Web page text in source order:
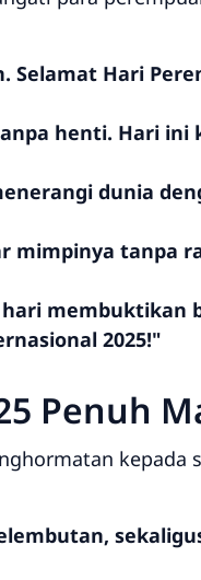
Selamat Hari
henti. Hari ini
dunia
mimpinya tanpa
membuktikan
2025!"
Penuh
kepada